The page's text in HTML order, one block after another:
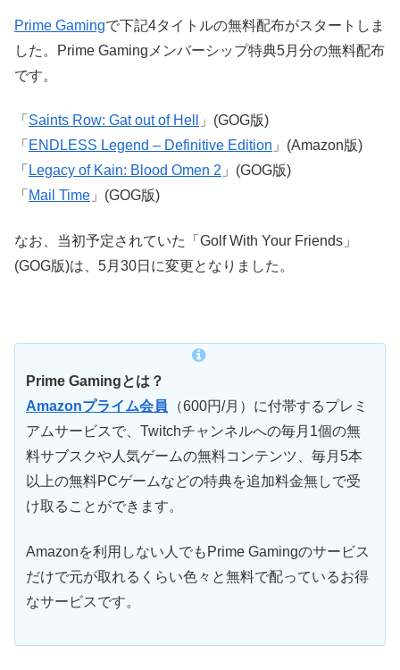
Prime Gamingで下記4タイトルの無料配布がスタートしま
した。Prime Gamingメンバーシップ特典5月分の無料配布
です。
「 Saints Row: Gat out of Hell
」(GOG版)
「 ENDLESS Legend – Definitive Edition 」(Amazon版)
「 Legacy of Kain: Blood Omen 2 」(GOG版)
「 Mail Time 」(GOG版)
なお、当初予定されていた「Golf With Your Friends」
(GOG版)は、5月30日に変更となりました。
Prime Gamingとは？
Amazonプライム会員
（600円/月）に付帯するプレミ
アムサービスで、Twitchチャンネルへの毎月1個の無
料サブスクや人気ゲームの無料コンテンツ、毎月5本
以上の無料PCゲームなどの特典を追加料金無しで受
け取ることができます。
Amazonを利用しない人でもPrime Gamingのサービス
だけで元が取れるくらい色々と無料で配っているお得
なサービスです。